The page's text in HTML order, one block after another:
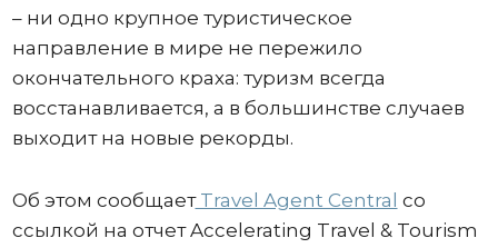
– ни одно крупное туристическое
направление в мире не пережило
окончательного краха: туризм всегда
восстанавливается, а в большинстве случаев
выходит на новые рекорды.
Об этом сообщаетTravel Agent Central со
ссылкой на отчет Accelerating Travel & Tourism